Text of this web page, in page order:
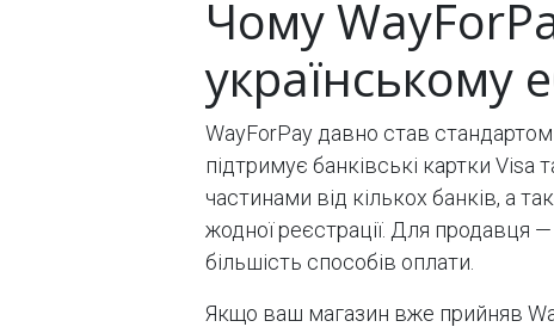
Чому
українському
WayForPay давно став
підтримує банківські картки Visa
частинами від кількох банків, а
жодної реєстрації. Для продавця
більшість способів оплати.
Якщо ваш магазин вже прийняв